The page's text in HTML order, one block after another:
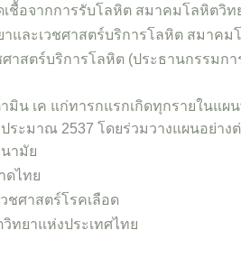
อจากการรับโลหิต สมาคมโลหิตวิท
ละเวชศาสตร์บริการโลหิต สมาคม
าสตร์บริการโลหิต (ประธานกรรมก
มิน เค แก่ทารกแรกเกิดทุกรายในแ
ระมาณ 2537 โดยร่วมวางแผนอย่า
ามัย
ดไทย
ชศาสตร์โรคเลือด
ยาแห่งประเทศไทย